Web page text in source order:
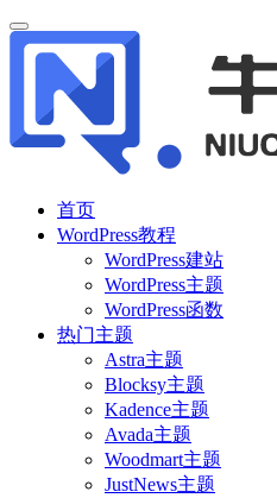
首页
WordPress教程
WordPress建站
WordPress主题
WordPress函数
热门主题
Astra主题
Blocksy主题
Kadence主题
Avada主题
Woodmart主题
JustNews主题